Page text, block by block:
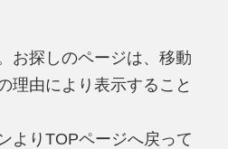
お探しのページは、移動
理由により表示すること
よりTOPページへ戻って